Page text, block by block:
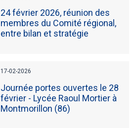
24 février 2026, réunion des
membres du Comité régional,
entre bilan et stratégie
17-02-2026
Journée portes ouvertes le 28
février - Lycée Raoul Mortier à
Montmorillon (86)